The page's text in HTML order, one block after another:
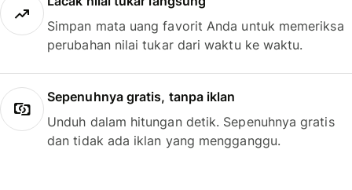
Simpan mata uang favorit Anda untuk memeriksa
perubahan nilai tukar dari waktu ke waktu.
Sepenuhnya gratis, tanpa iklan
Unduh dalam hitungan detik. Sepenuhnya gratis
dan tidak ada iklan yang mengganggu.